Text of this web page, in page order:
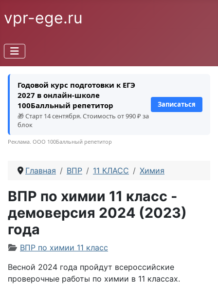
vpr-ege.ru
Годовой курс подготовки к ЕГЭ
2027 в онлайн-школе
100Балльный репетитор
🎁 Старт 14 сентября. Стоимость от 990 ₽ за
блок
Записаться
Реклама. ООО 100Балльный репетитор
Главная ВПР 11 КЛАСС Химия
ВПР по химии 11 класс -
демоверсия 2024 (2023)
года
Информация о материале
ВПР по химии 11 класс
Весной 2024 года пройдут всероссийские
проверочные работы по химии в 11 классах.